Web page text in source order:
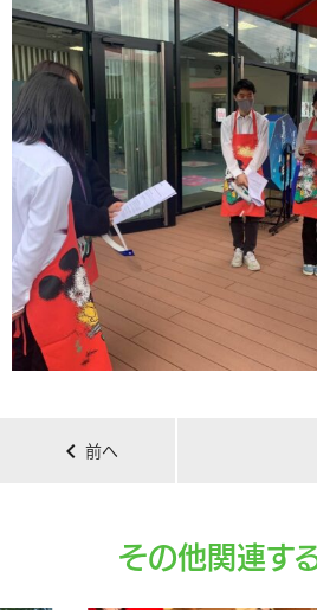
chevron_left 前へ
その他関連す